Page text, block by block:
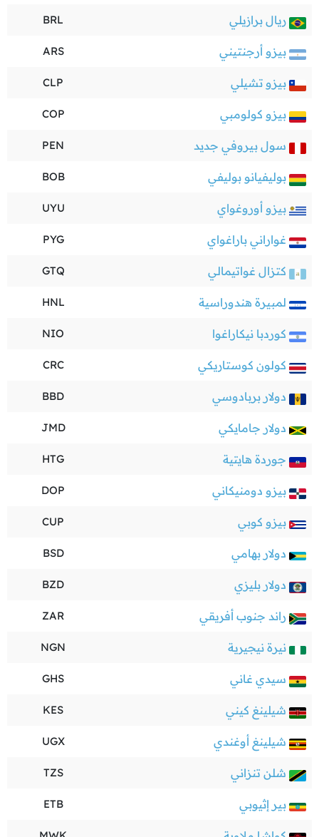
ريال برازيلي BRL
بيزو أرجنتيني ARS
بيزو تشيلي CLP
بيزو كولومبي COP
سول بيروفي جديد PEN
بوليفيانو بوليفي BOB
بيزو أوروغواي UYU
غواراني باراغواي PYG
كتزال غواتيمالي GTQ
لمبيرة هندوراسية HNL
كوردبا نيكاراغوا NIO
كولون كوستاريكي CRC
دولار بربادوسي BBD
دولار جامايكي JMD
جوردة هايتية HTG
بيزو دومنيكاني DOP
بيزو كوبي CUP
دولار بهامي BSD
دولار بليزي BZD
راند جنوب أفريقي ZAR
نيرة نيجيرية NGN
سيدي غاني GHS
شيلينغ كيني KES
شيلينغ أوغندي UGX
شلن تنزاني TZS
بير إثيوبي ETB